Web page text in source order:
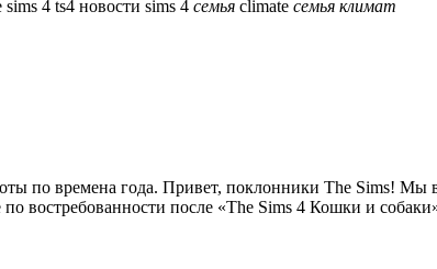
sims 4 ts4 новости sims 4 семья climate семья климат
по времена года. Привет, поклонники The Sims!
востребованности после «The Sims 4 Кошки и